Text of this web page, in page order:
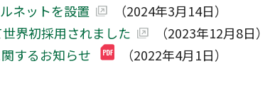
ネットを設置
（2024年3月14日）
界初採用されました
（2023年12月8日）
するお知らせ
（2022年4月1日）